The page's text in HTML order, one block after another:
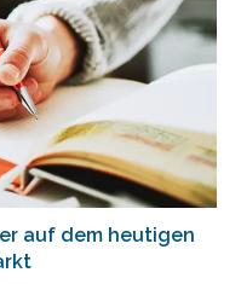
auf dem heutigen